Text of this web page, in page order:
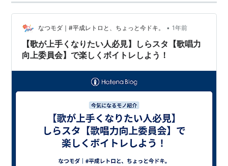
そして扱っている歌のジャ…
なつモダ｜#平成レトロと、ちょっと今ドキ。 • 1年前
【歌が上手くなりたい人必見】しらスタ【歌唱力
向上委員会】で楽しくボイトレしよう！